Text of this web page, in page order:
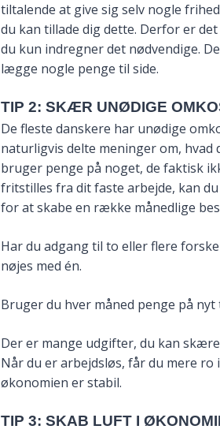
tiltalende at give sig selv nogle
du kan tillade dig dette. Derfor er
du kun indregner det nødvendige.
lægge nogle penge til side.
TIP 2: SKÆR UNØDIGE
De fleste danskere har unødige
naturligvis delte meninger om, hvad
bruger penge på noget, de faktisk
fritstilles fra dit faste arbejde, kan
for at skabe en række månedlige
Har du adgang til to eller flere
nøjes med én.
Bruger du hver måned penge på
Der er mange udgifter, du kan
Når du er arbejdsløs, får du mere
økonomien er stabil.
TIP 3: SKAB LUFT I